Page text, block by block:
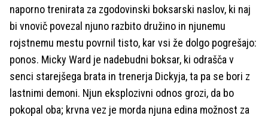
naporno trenirata za zgodovinski boksarski naslov, ki naj
bi vnovič povezal njuno razbito družino in njunemu
rojstnemu mestu povrnil tisto, kar vsi že dolgo pogrešajo:
ponos. Micky Ward je nadebudni boksar, ki odrašča v
senci starejšega brata in trenerja Dickyja, ta pa se bori z
lastnimi demoni. Njun eksplozivni odnos grozi, da bo
pokopal oba; krvna vez je morda njuna edina možnost za